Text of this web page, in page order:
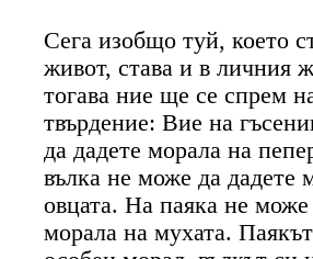
Сега изобщо туй, което
живот, става и в личния
тогава ние ще се спрем
твърдение: Вие на
да дадете морала на
вълка не може да дадете
овцата. На паяка не може
морала на мухата.